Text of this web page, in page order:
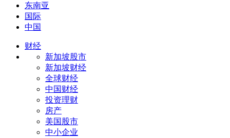
东南亚
国际
中国
财经
新加坡股市
新加坡财经
全球财经
中国财经
投资理财
房产
美国股市
中小企业